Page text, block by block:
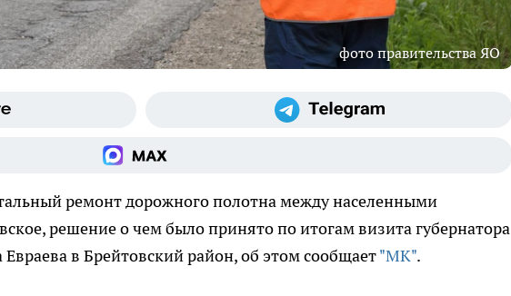
фото правительства ЯО
ремонт дорожного полотна между населенными
решение о чем было принято по итогам визита губернатора
в Брейтовский район, об этом сообщает"МК".